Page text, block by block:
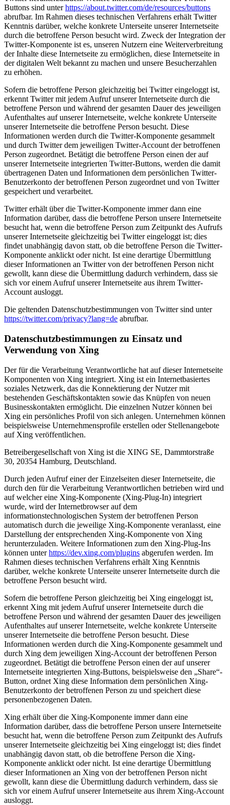
Buttons sind unterhttps://about.twitter.com/de/resources/buttons
abrufbar. Im Rahmen dieses technischen Verfahrens erhält Twitter
Kenntnis darüber, welche konkrete Unterseite unserer Internetseite
durch die betroffene Person besucht wird. Zweck der Integration der
Twitter-Komponente ist es, unseren Nutzern eine Weiterverbreitung
der Inhalte diese Internetseite zu ermöglichen, diese Internetseite in
der digitalen Welt bekannt zu machen und unsere Besucherzahlen
zu erhöhen.
Sofern die betroffene Person gleichzeitig bei Twitter eingeloggt ist,
erkennt Twitter mit jedem Aufruf unserer Internetseite durch die
betroffene Person und während der gesamten Dauer des jeweiligen
Aufenthaltes auf unserer Internetseite, welche konkrete Unterseite
unserer Internetseite die betroffene Person besucht. Diese
Informationen werden durch die Twitter-Komponente gesammelt
und durch Twitter dem jeweiligen Twitter-Account der betroffenen
Person zugeordnet. Betätigt die betroffene Person einen der auf
unserer Internetseite integrierten Twitter-Buttons, werden die damit
übertragenen Daten und Informationen dem persönlichen Twitter-
Benutzerkonto der betroffenen Person zugeordnet und von Twitter
gespeichert und verarbeitet.
Twitter erhält über die Twitter-Komponente immer dann eine
Information darüber, dass die betroffene Person unsere Internetseite
besucht hat, wenn die betroffene Person zum Zeitpunkt des Aufrufs
unserer Internetseite gleichzeitig bei Twitter eingeloggt ist; dies
findet unabhängig davon statt, ob die betroffene Person die Twitter-
Komponente anklickt oder nicht. Ist eine derartige Übermittlung
dieser Informationen an Twitter von der betroffenen Person nicht
gewollt, kann diese die Übermittlung dadurch verhindern, dass sie
sich vor einem Aufruf unserer Internetseite aus ihrem Twitter-
Account ausloggt.
Die geltenden Datenschutzbestimmungen von Twitter sind unter
https://twitter.com/privacy?lang=de abrufbar.
Datenschutzbestimmungen zu Einsatz und
Verwendung von Xing
Der für die Verarbeitung Verantwortliche hat auf dieser Internetseite
Komponenten von Xing integriert. Xing ist ein Internetbasiertes
soziales Netzwerk, das die Konnektierung der Nutzer mit
bestehenden Geschäftskontakten sowie das Knüpfen von neuen
Businesskontakten ermöglicht. Die einzelnen Nutzer können bei
Xing ein persönliches Profil von sich anlegen. Unternehmen können
beispielsweise Unternehmensprofile erstellen oder Stellenangebote
auf Xing veröffentlichen.
Betreibergesellschaft von Xing ist die XING SE, Dammtorstraße
30, 20354 Hamburg, Deutschland.
Durch jeden Aufruf einer der Einzelseiten dieser Internetseite, die
durch den für die Verarbeitung Verantwortlichen betrieben wird und
auf welcher eine Xing-Komponente (Xing-Plug-In) integriert
wurde, wird der Internetbrowser auf dem
informationstechnologischen System der betroffenen Person
automatisch durch die jeweilige Xing-Komponente veranlasst, eine
Darstellung der entsprechenden Xing-Komponente von Xing
herunterzuladen. Weitere Informationen zum den Xing-Plug-Ins
können unterhttps://dev.xing.com/plugins abgerufen werden. Im
Rahmen dieses technischen Verfahrens erhält Xing Kenntnis
darüber, welche konkrete Unterseite unserer Internetseite durch die
betroffene Person besucht wird.
Sofern die betroffene Person gleichzeitig bei Xing eingeloggt ist,
erkennt Xing mit jedem Aufruf unserer Internetseite durch die
betroffene Person und während der gesamten Dauer des jeweiligen
Aufenthaltes auf unserer Internetseite, welche konkrete Unterseite
unserer Internetseite die betroffene Person besucht. Diese
Informationen werden durch die Xing-Komponente gesammelt und
durch Xing dem jeweiligen Xing-Account der betroffenen Person
zugeordnet. Betätigt die betroffene Person einen der auf unserer
Internetseite integrierten Xing-Buttons, beispielsweise den „Share“-
Button, ordnet Xing diese Information dem persönlichen Xing-
Benutzerkonto der betroffenen Person zu und speichert diese
personenbezogenen Daten.
Xing erhält über die Xing-Komponente immer dann eine
Information darüber, dass die betroffene Person unsere Internetseite
besucht hat, wenn die betroffene Person zum Zeitpunkt des Aufrufs
unserer Internetseite gleichzeitig bei Xing eingeloggt ist; dies findet
unabhängig davon statt, ob die betroffene Person die Xing-
Komponente anklickt oder nicht. Ist eine derartige Übermittlung
dieser Informationen an Xing von der betroffenen Person nicht
gewollt, kann diese die Übermittlung dadurch verhindern, dass sie
sich vor einem Aufruf unserer Internetseite aus ihrem Xing-Account
ausloggt.